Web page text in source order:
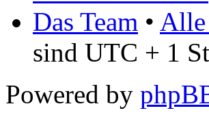
Das Team • Alle
sind UTC + 1
Powered by